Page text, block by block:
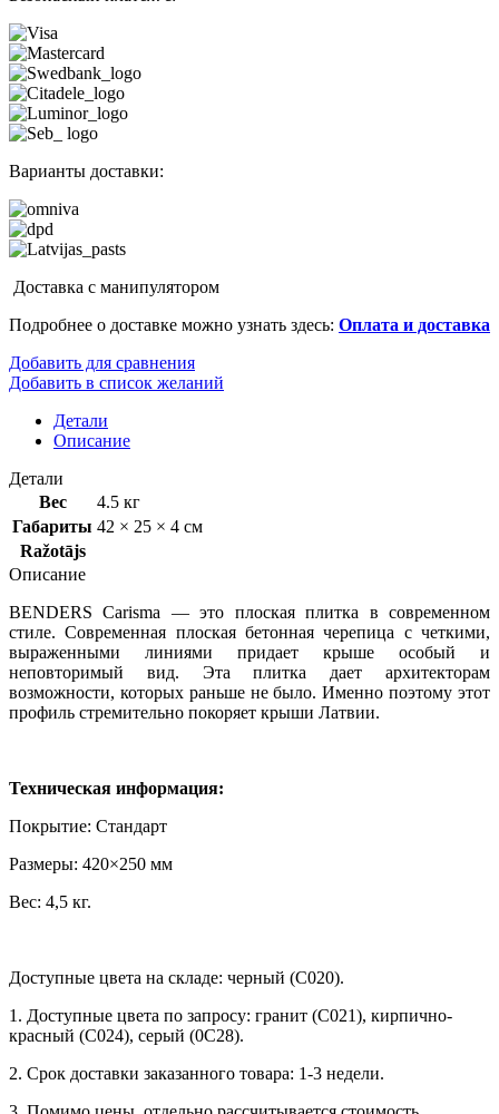
Варианты доставки:
Доставка с манипулятором
Подробнее о доставке можно узнать здесь: Оплата и доставка
Добавить для сравнения
Добавить в список желаний
Детали
Описание
Детали
Вес
4.5 кг
Габариты 42 × 25 × 4 см
Ražotājs
Описание
BENDERS Carisma — это плоская плитка в современном
стиле. Современная плоская бетонная черепица с четкими,
выраженными линиями придает крыше особый и
неповторимый вид. Эта плитка дает архитекторам
возможности, которых раньше не было. Именно поэтому этот
профиль стремительно покоряет крыши Латвии.
Техническая информация:
Покрытие: Стандарт
Размеры: 420×250 мм
Вес: 4,5 кг.
Доступные цвета на складе: черный (C020).
1. Доступные цвета по запросу: гранит (C021), кирпично-
красный (C024), серый (0C28).
2. Срок доставки заказанного товара: 1-3 недели.